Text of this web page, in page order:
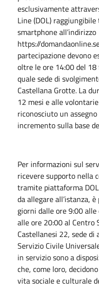
esclusivamente
Line (DOL)
smartphone all’indirizzo
https://
partecipazione devono
oltre le ore 14:00 del
quale sede di
Castellana Grotte. La
12 mesi e alle
riconosciuto un
incremento sulla base
Per informazioni sul
ricevere supporto nella
tramite piattaforma
da allegare all’istanza,
giorni dalle ore 9:00
alle ore 20:00 al Centro
Castellanesi 22, sede
Servizio Civile
in servizio sono a
che, come loro,
vita sociale e culturale